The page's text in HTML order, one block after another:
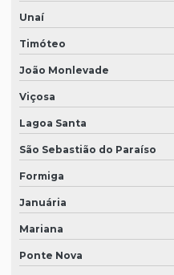
Unaí
Timóteo
João Monlevade
Viçosa
Lagoa Santa
São Sebastião do Paraíso
Formiga
Januária
Mariana
Ponte Nova